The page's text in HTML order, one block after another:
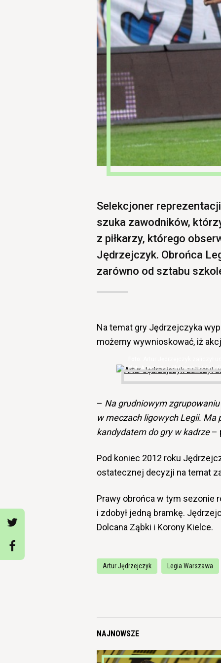
Selekcjoner
szuka zawodników,
z piłkarzy, którego
Jędrzejczyk. Obrońca
zarówno od sztabu
Na temat gry Jędrzejczyka
możemy wywnioskować, iż
(fot. Agnieszka Skórowska/iGol.pl)
– Na grudniowym
w meczach ligowych Legii. Ma
kandydatem do gry w kadrze–
Pod koniec 2012 roku
ostatecznej decyzji na temat
Prawy obrońca w tym sezonie
i zdobył jedną bramkę.
Dolcana Ząbki i Korony Kielce.
Artur Jędrzejczyk Legia Warszawa
NAJNOWSZE